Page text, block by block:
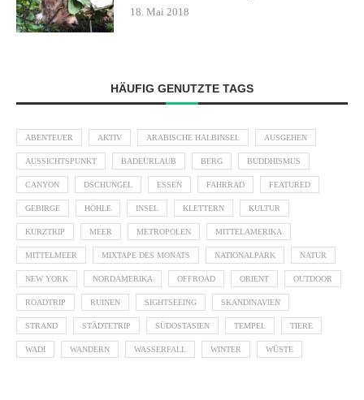
18. Mai 2018
HÄUFIG GENUTZTE TAGS
ABENTEUER AKTIV ARABISCHE HALBINSEL AUSGEHEN
AUSSICHTSPUNKT BADEURLAUB BERG BUDDHISMUS
CANYON DSCHUNGEL ESSEN FAHRRAD FEATURED
GEBIRGE HÖHLE INSEL KLETTERN KULTUR
KURZTRIP MEER METROPOLEN MITTELAMERIKA
MITTELMEER MIXTAPE DES MONATS NATIONALPARK NATUR
NEW YORK NORDAMERIKA OFFROAD ORIENT OUTDOOR
ROADTRIP RUINEN SIGHTSEEING SKANDINAVIEN
STRAND STÄDTETRIP SÜDOSTASIEN TEMPEL TIERE
WADI WANDERN WASSERFALL WINTER WÜSTE